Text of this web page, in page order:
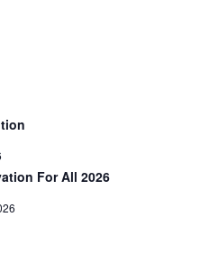
For All 2026